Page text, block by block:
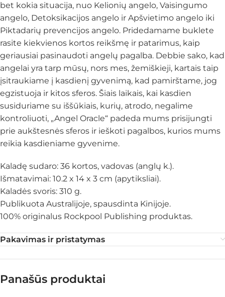
bet kokia situacija, nuo Kelionių angelo, Vaisingumo
angelo, Detoksikacijos angelo ir Apšvietimo angelo iki
Piktadarių prevencijos angelo. Pridedamame buklete
rasite kiekvienos kortos reikšmę ir patarimus, kaip
geriausiai pasinaudoti angelų pagalba. Debbie sako, kad
angelai yra tarp mūsų, nors mes, žemiškieji, kartais taip
įsitraukiame į kasdienį gyvenimą, kad pamirštame, jog
egzistuoja ir kitos sferos. Šiais laikais, kai kasdien
susiduriame su iššūkiais, kurių, atrodo, negalime
kontroliuoti, „Angel Oracle“ padeda mums prisijungti
prie aukštesnės sferos ir ieškoti pagalbos, kurios mums
reikia kasdieniame gyvenime.
Kaladę sudaro: 36 kortos, vadovas (anglų k.).
Išmatavimai: 10.2 x 14 x 3 cm (apytiksliai).
Kaladės svoris: 310 g.
Publikuota Australijoje, spausdinta Kinijoje.
100% originalus Rockpool Publishing produktas.
Pakavimas ir pristatymas
Panašūs produktai